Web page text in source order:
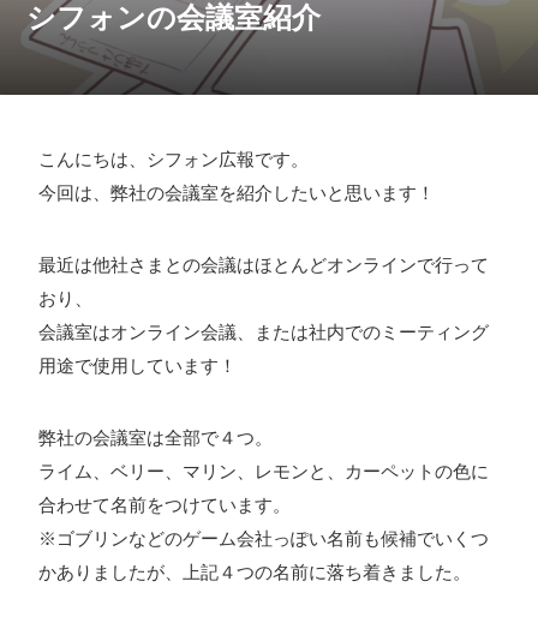
採用情報
お知らせ
# TAGs ハッシュタグ
#27卒 #28卒 #2D・3Dデザイナー
伝 #あいさつ #アンケート #お知らせ #お祝い #ゲー
シフォンの創業 #シフォンの想い #シフォンめし
シフォンの会議室紹介
こんにちは、シフォン広報です。
今回は、弊社の会議室を紹介したいと思います！
最近は他社さまとの会議はほとんどオンラインで行って
おり、
会議室はオンライン会議、または社内でのミーティング
用途で使用しています！
弊社の会議室は全部で４つ。
ライム、ベリー、マリン、レモンと、カーペットの色に
合わせて名前をつけています。
※ゴブリンなどのゲーム会社っぽい名前も候補でいくつ
かありましたが、上記４つの名前に落ち着きました。